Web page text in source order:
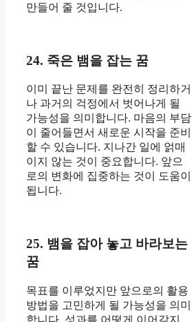
만들어 줄 것입니다.
24. 죽은 뱀을 잡는 꿈
이미 끝난 문제를 완전히 정리하거
나 과거의 걱정에서 벗어나게 될
가능성을 의미합니다. 마음의 부담
이 줄어들면서 새로운 시작을 준비
할 수 있습니다. 지나간 일에 얽매
이지 않는 것이 중요합니다. 앞으
로의 변화에 집중하는 것이 도움이
됩니다.
25. 뱀을 잡아 놓고 바라보는
꿈
목표를 이루었지만 앞으로의 활용
방법을 고민하게 될 가능성을 의미
합니다. 성과를 어떻게 이어갈지